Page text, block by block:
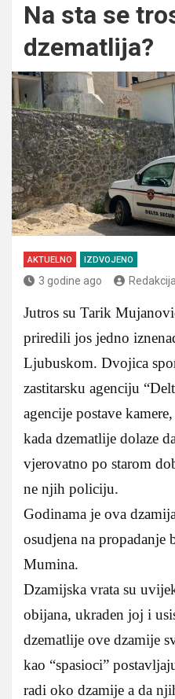
Na sta se
dzematlija?
AKTUELNO IZDVOJENO
3 godine ago Redakcija
Jutros su Tarik
priredili jos jedno
Ljubuskom. Dvojica
zastitarsku agenciju
agencije postave
kada dzematlije dolaze
vjerovatno po starom
ne njih policiju.
Godinama je ova
osudjena na propadanje
Mumina.
Dzamijska vrata su
obijana, ukraden joj i
dzematlije ove dzamije
kao “spasioci”
radi oko dzamije a da